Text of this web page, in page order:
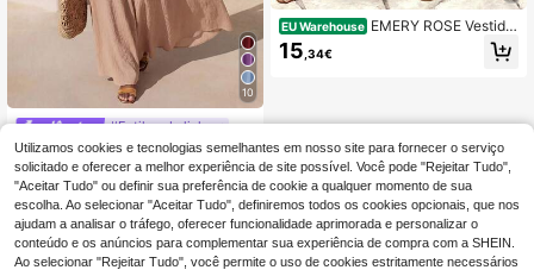
10
#Estilos de linha
EU Warehouse Zivah Vestido maxi ca
sual fluido para mulher plus size, co
r lisa, plissado, estilo slip
20,90€
EU Warehouse EMERY ROSE Vestido
longo plus size feminino com estam
pa de leopardo, estilo slip, elegante
15 ,34€
Utilizamos cookies e tecnologias semelhantes em nosso site para fornecer o serviço
solicitado e oferecer a melhor experiência de site possível. Você pode "Rejeitar Tudo",
"Aceitar Tudo" ou definir sua preferência de cookie a qualquer momento de sua
escolha. Ao selecionar "Aceitar Tudo", definiremos todos os cookies opcionais, que nos
ajudam a analisar o tráfego, oferecer funcionalidade aprimorada e personalizar o
conteúdo e os anúncios para complementar sua experiência de compra com a SHEIN.
Ao selecionar "Rejeitar Tudo", você permite o uso de cookies estritamente necessários